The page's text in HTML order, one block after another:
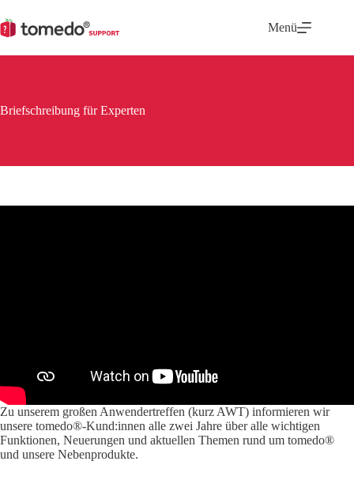
Inhalt
springen
Menü
Briefschreibung für Experten
Zu unserem großen Anwendertreffen (kurz AWT) informieren wir
unsere tomedo®-Kund:innen alle zwei Jahre über alle wichtigen
Funktionen, Neuerungen und aktuellen Themen rund um tomedo®
und unsere Nebenprodukte.